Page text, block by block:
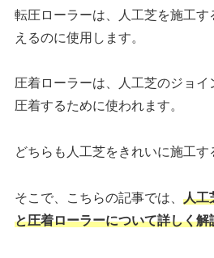
転圧ローラーは、人工芝を施工
えるのに使用します。
圧着ローラーは、人工芝のジョイ
圧着するために使われます。
どちらも人工芝をきれいに施工す
そこで、こちらの記事では、人工
と圧着ローラーについて詳しく解